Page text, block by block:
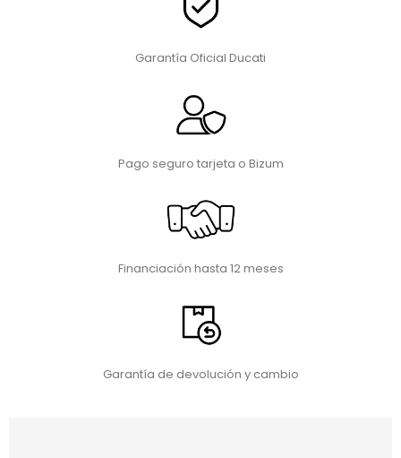
Garantía Oficial Ducati
Pago seguro tarjeta o Bizum
Financiación hasta 12 meses
Garantía de devolución y cambio